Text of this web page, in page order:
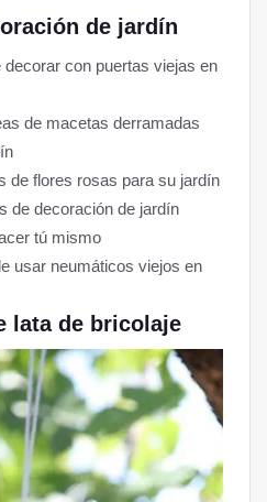
de jardín
con puertas viejas en
de macetas derramadas
de flores rosas para su jardín
de decoración de jardín
tú mismo
usar neumáticos viejos en
lata de bricolaje